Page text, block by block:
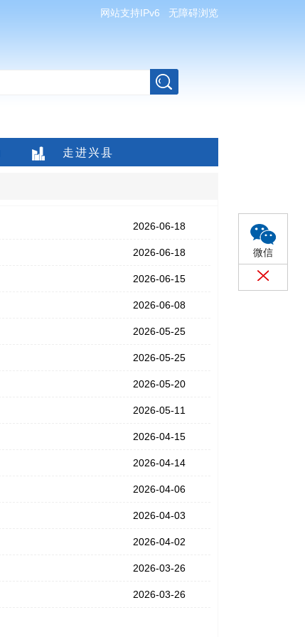
微信
无障碍浏览
网站支持IPv6
走进兴县
2026-06-18
2026-06-18
2026-06-15
2026-06-08
2026-05-25
2026-05-25
2026-05-20
2026-05-11
2026-04-15
2026-04-14
2026-04-06
2026-04-03
2026-04-02
2026-03-26
2026-03-26